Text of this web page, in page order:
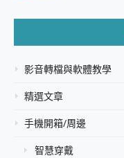
影音轉檔與軟體教學
精選文章
手機開箱/周邊
智慧穿戴